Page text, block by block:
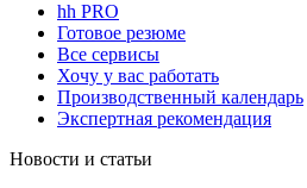
hh PRO
Готовое резюме
Все сервисы
Хочу у вас работать
Производственный календарь
Экспертная рекомендация
Новости и статьи